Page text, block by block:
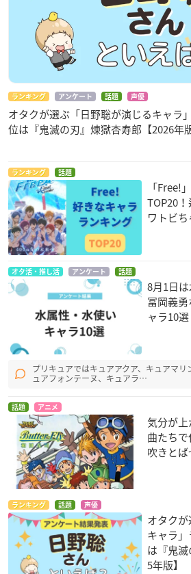
ランキング アンケート 話題 声優
オタクが選ぶ「日野聡が演じるキャラ
位は『鬼滅の刃』煉󠄁獄杏寿郎【2026年版
ランキング 話題
「Free!
TOP20
ワトビち
オタ活・推し活 アンケート 話題
8月1日は
冨岡義
ャラ10選
プリキュアではキュアアクア、キュアマ
ュアフォンテーヌ、キュアラ…
話題 アニメ
気分が
曲たち
吹きとば
ランキング 話題 声優
オタク
キャラ
は『鬼
5年版】